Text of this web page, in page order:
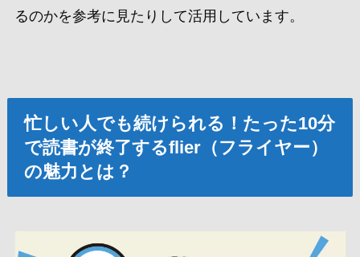
るのかを参考に見たりして活用しています。
忙しい人でも続けられる！たった10分
で読書が終了するflier（フライヤー）
の魅力とは？